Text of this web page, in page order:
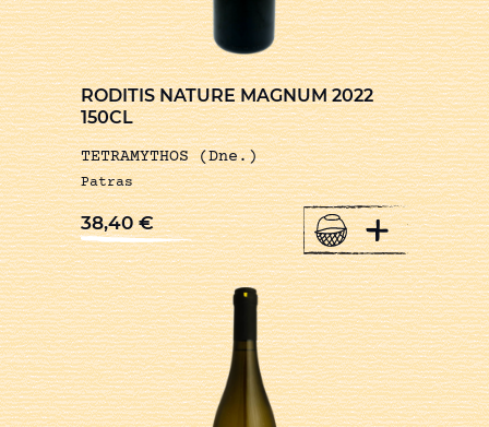
RODITIS NATURE MAGNUM 2022
150CL
TETRAMYTHOS (Dne.)
Patras
38,40€ +